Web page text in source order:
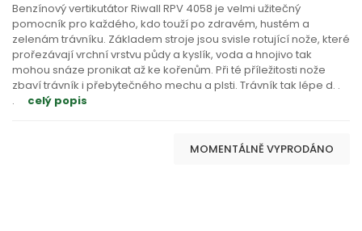
Benzínový vertikutátor Riwall RPV 4058 je velmi užitečný
pomocník pro každého, kdo touží po zdravém, hustém a
zelenám trávníku. Základem stroje jsou svisle rotující nože, které
prořezávají vrchní vrstvu půdy a kyslík, voda a hnojivo tak
mohou snáze pronikat až ke kořenům. Při té příležitosti nože
zbaví trávník i přebytečného mechu a plsti. Trávník tak lépe d. .
.
celý popis
MOMENTÁLNĚ VYPRODÁNO